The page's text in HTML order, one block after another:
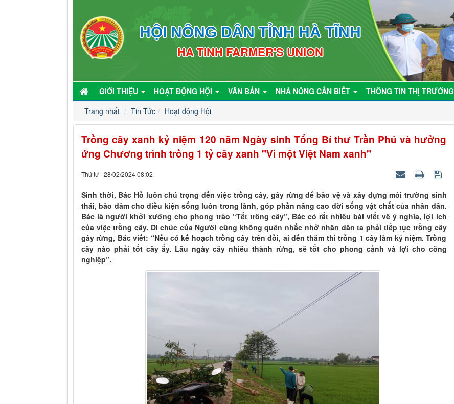
HỘI NÔNG DÂN TỈNH HÀ TĨNH
HA TINH FARMER'S UNION
GIỚI THIỆU HOẠT ĐỘNG HỘI VĂN BẢN NHÀ NÔNG CẦN BIẾT THÔNG TIN THỊ TRƯỜNG
Trang nhất
Tin Tức Hoạt động Hội
Trồng cây xanh kỷ niệm 120 năm Ngày sinh Tổng Bí thư Trần Phú và hưởng
ứng Chương trình trồng 1 tỷ cây xanh "Vì một Việt Nam xanh"
Thứ tư - 28/02/2024 08:02
Sinh thời, Bác Hồ luôn chú trọng đến việc trồng cây, gây rừng để bảo vệ và xây dựng môi trường sinh
thái, bảo đảm cho điều kiện sống luôn trong lành, góp phần nâng cao đời sống vật chất của nhân dân.
Bác là người khởi xướng cho phong trào “Tết trồng cây”, Bác có rất nhiều bài viết về ý nghĩa, lợi ích
của việc trồng cây. Di chúc của Người cũng không quên nhắc nhở nhân dân ta phải tiếp tục trồng cây
gây rừng, Bác viết: “Nếu có kế hoạch trồng cây trên đồi, ai đến thăm thì trồng 1 cây làm kỷ niệm. Trồng
cây nào phải tốt cây ấy. Lâu ngày cây nhiều thành rừng, sẽ tốt cho phong cảnh và lợi cho công
nghiệp”.